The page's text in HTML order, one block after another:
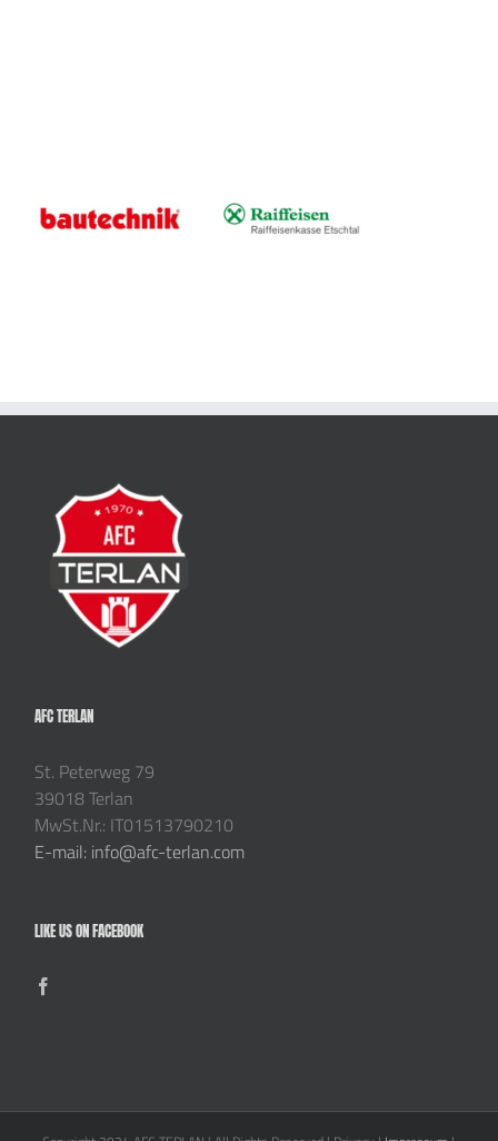
AFC TERLAN
St. Peterweg 79
39018 Terlan
MwSt.Nr.: IT01513790210
E-mail: info@afc-terlan.com
LIKE US ON FACEBOOK